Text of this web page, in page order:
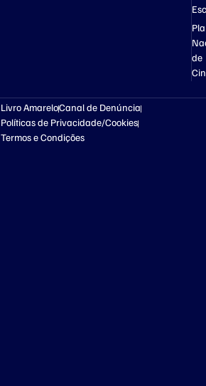
de
Livro AmareloCanal de Denúncia
Políticas de Privacidade/Cookies
Termos e Condições